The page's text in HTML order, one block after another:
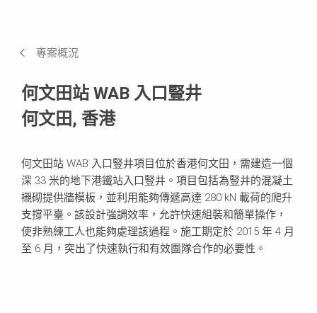
專案概況
何文田站 WAB 入口豎井
何文田, 香港
何文田站 WAB 入口豎井項目位於香港何文田，需建造一個
深 33 米的地下港鐵站入口豎井。項目包括為豎井的混凝土
襯砌提供牆模板，並利用能夠傳遞高達 280 kN 載荷的爬升
支撐平臺。該設計強調效率，允許快速組裝和簡單操作，
使非熟練工人也能夠處理該過程。施工期定於 2015 年 4 月
至 6 月，突出了快速執行和有效團隊合作的必要性。